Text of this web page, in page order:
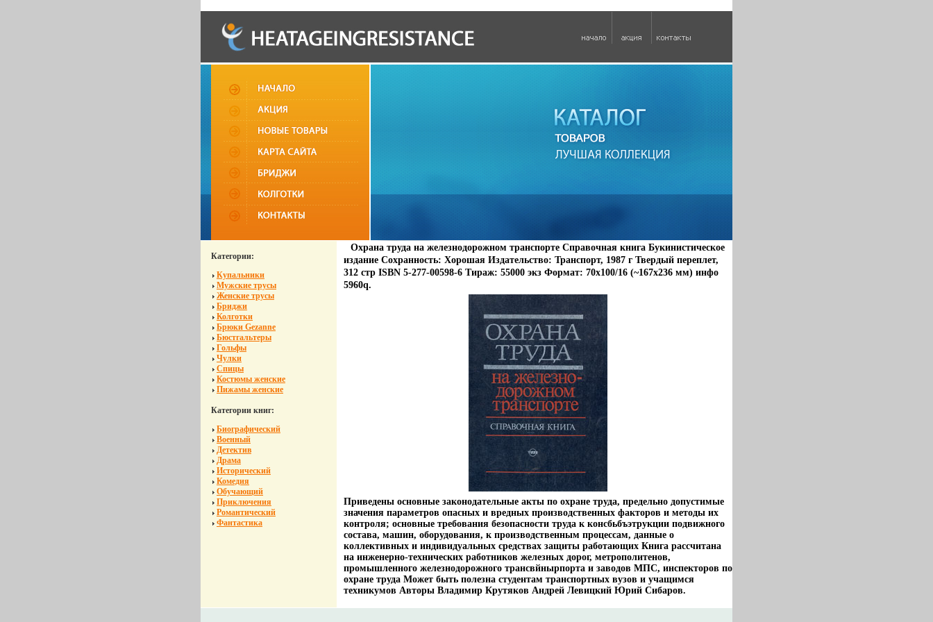
Категории:
Купальники
Мужские трусы
Женские трусы
Бриджи
Колготки
Брюки Gezanne
Бюстгальтеры
Гольфы
Чулки
Спицы
Костюмы женские
Пижамы женские
Категории книг:
Биографический
Военный
Детектив
Драма
Исторический
Комедия
Обучающий
Приключения
Романтический
Фантастика
Охрана труда на железнодорожном транспорте Справочная книга Букинистическое
издание Сохранность: Хорошая Издательство: Транспорт, 1987 г Твердый переплет,
312 стр ISBN 5-277-00598-6 Тираж: 55000 экз Формат: 70x100/16 (~167x236 мм) инфо
5960q.
Приведены основные законодательные акты по охране труда, предельно допустимые
значения параметров опасных и вредных производственных факторов и методы их
контроля; основные требования безопасности труда к консбьбъэтрукции подвижного
состава, машин, оборудования, к производственным процессам, данные о
коллективных и индивидуальных средствах защиты работающих Книга рассчитана
на инженерно-технических работников железных дорог, метрополитенов,
промышленного железнодорожного трансвйнырпорта и заводов МПС, инспекторов по
охране труда Может быть полезна студентам транспортных вузов и учащимся
техникумов Авторы Владимир Крутяков Андрей Левицкий Юрий Сибаров.